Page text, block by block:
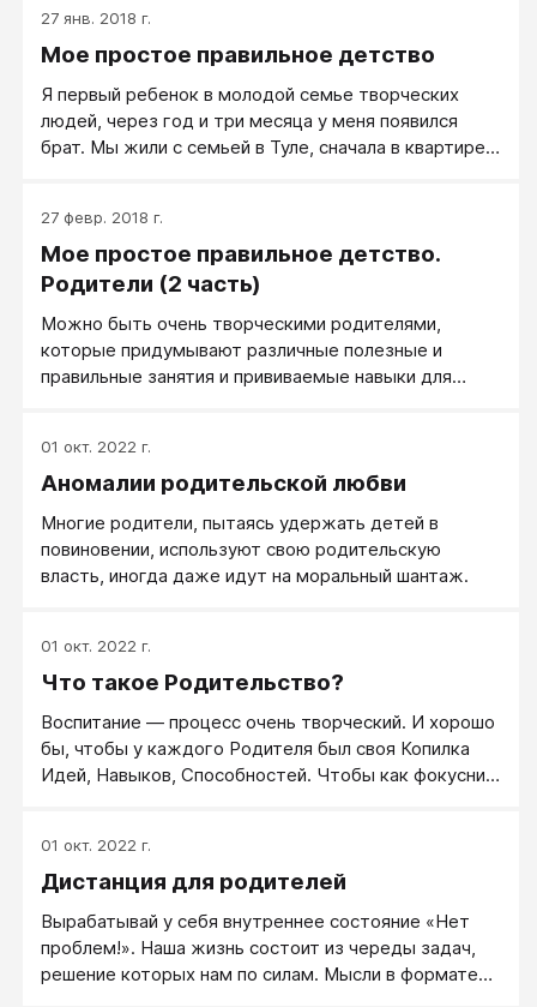
которые охватили меня в этот момент, сложно
описать словами…
27 янв. 2018 г.
Мое простое правильное детство
Я первый ребенок в молодой семье творческих
людей, через год и три месяца у меня появился
брат. Мы жили с семьей в Туле, сначала в квартире,
юношество до момента, когда покинула
родительское гнездо. Мои родители имели
мастерскую прямо дома, поэтому большую часть
им в перерывах в работе уделять достаточно
времени нашему с братом воспитанию.
27 февр. 2018 г.
Мое простое правильное детство.
Родители (2 часть)
Можно быть очень творческими родителями,
которые придумывают различные полезные и
правильные занятия и прививаемые навыки для
грамотных принципов взаимодействия у самих
родителей.
01 окт. 2022 г.
Аномалии родительской любви
Многие родители, пытаясь удержать детей в
повиновении, используют свою родительскую
власть, иногда даже идут на моральный шантаж.
01 окт. 2022 г.
Что такое Родительство?
Воспитание — процесс очень творческий. И хорошо
бы, чтобы у каждого Родителя был своя Копилка
Идей, Навыков, Способностей. Чтобы как фокусник
напоминает многогранник. С разноцветными
гранями, разными на ощупь.
01 окт. 2022 г.
Дистанция для родителей
Вырабатывай у себя внутреннее состояние «Нет
проблем!». Наша жизнь состоит из череды задач,
решение которых нам по силам. Мысли в формате